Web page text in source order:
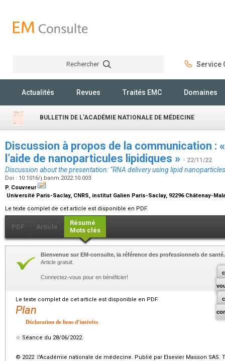
Rechercher Service
Actualités Revues Traités EMC Domaines
BULLETIN DE L'ACADÉMIE NATIONALE DE MÉDECINE
Discussion à propos de la communication :
l’aide de nanoparticules lipidiques » - 22/11/22
Discussion about the presentation: “RNA delivery using lipid
Doi : 10.1016/j.banm.2022.10.003
P. Couvreur
Université Paris-Saclay, CNRS, institut Galien Paris-Saclay, 92296 Châtenay-
Le texte complet de cet article est disponible en PDF.
PDF Article
Résumé
Mots clés
Bienvenue sur EM-consulte, la référence des professionnels de santé.
Article gratuit.
Connectez-vous pour en bénéficier!
Le texte complet de cet article est disponible en PDF.
Plan
Déclaration de liens d’intérêts
☆ Séance du 28/06/2022.
© 2022 l'Académie nationale de médecine. Publié par Elsevier Masson SAS.